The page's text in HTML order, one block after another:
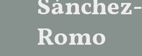
Sánchez-
Romo